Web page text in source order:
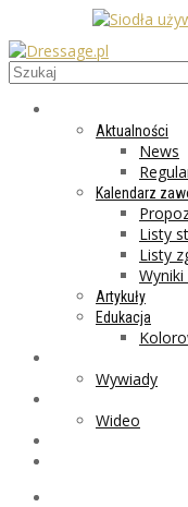
Aktualności
News
Kalendarz
Listy
Listy
Artykuły
Edukacja
Wywiady
Wideo